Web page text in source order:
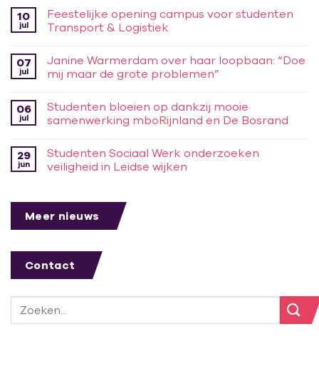
10
jul
Feestelijke opening campus voor studenten
Transport & Logistiek
07
jul
Janine Warmerdam over haar loopbaan: “Doe
mij maar de grote problemen”
06
jul
Studenten bloeien op dankzij mooie
samenwerking mboRijnland en De Bosrand
29
jun
Studenten Sociaal Werk onderzoeken
veiligheid in Leidse wijken
Meer nieuws
Contact